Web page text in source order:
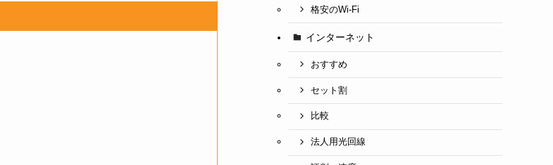
格安のWi-Fi
インターネット
おすすめ
セット割
比較
法人用光回線